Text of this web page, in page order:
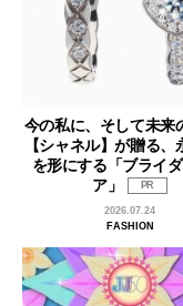
今の私に、そして未来
【シャネル】が贈る、
を形にする「ブライ
ア」
PR
2026.07.24
FASHION